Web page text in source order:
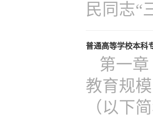
民同志“
普通高等学校本科
第一
教育规
（以下